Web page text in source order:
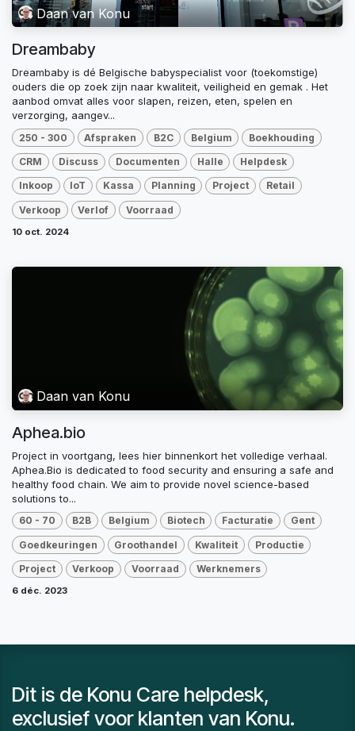
Daan van Konu
Dreambaby
Dreambaby is dé Belgische babyspecialist voor (toekomstige)
ouders die op zoek zijn naar kwaliteit, veiligheid en gemak . Het
aanbod omvat alles voor slapen, reizen, eten, spelen en
verzorging, aangev...
250 - 300 Afspraken B2C Belgium Boekhouding
CRM Discuss Documenten Halle Helpdesk
Inkoop IoT Kassa Planning Project Retail
Verkoop Verlof Voorraad
10 oct. 2024
Daan van Konu
Aphea.bio
Project in voortgang, lees hier binnenkort het volledige verhaal.
Aphea.Bio is dedicated to food security and ensuring a safe and
healthy food chain. We aim to provide novel science-based
solutions to...
60 - 70 B2B Belgium Biotech Facturatie Gent
Goedkeuringen Groothandel Kwaliteit Productie
Project Verkoop Voorraad Werknemers
6 déc. 2023
Dit is de Konu Care helpdesk,
exclusief voor klanten van Konu.